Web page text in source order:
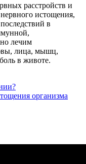
расстройств и
истощения,
в
лечим
лица, мышц,
в животе.
организма